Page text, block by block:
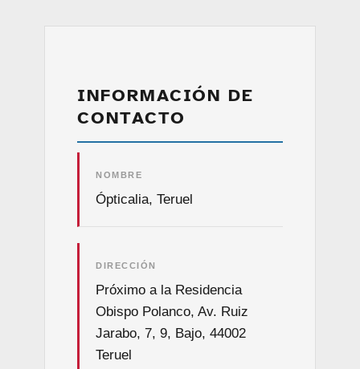
INFORMACIÓN DE
CONTACTO
NOMBRE
Ópticalia, Teruel
DIRECCIÓN
Próximo a la Residencia
Obispo Polanco, Av. Ruiz
Jarabo, 7, 9, Bajo, 44002
Teruel